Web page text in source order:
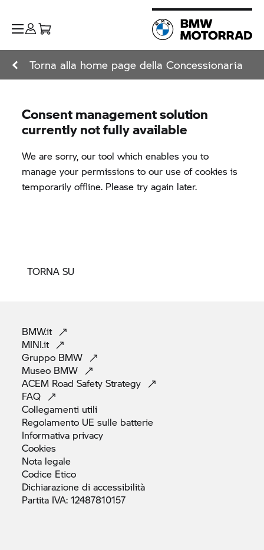
Torna alla home page della Concessionaria
TORNA SU
BMW.it
MINI.it
Gruppo BMW
Museo BMW
ACEM Road SafetyStrategy
FAQ
Collegamenti utili
Regolamento UE sulle batterie
Informativa privacy
Cookies
Nota legale
Codice Etico
Dichiarazione diaccessibilità
Partita IVA:12487810157